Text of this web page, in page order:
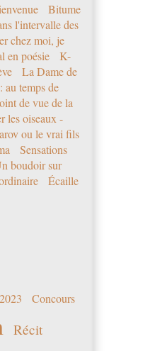
Bitume
l'intervalle des
chez moi, je
en poésie
K-
La Dame de
temps de
de vue de la
les oiseaux -
ou le vrai fils
Sensations
boudoir sur
Écaille
Concours
Récit